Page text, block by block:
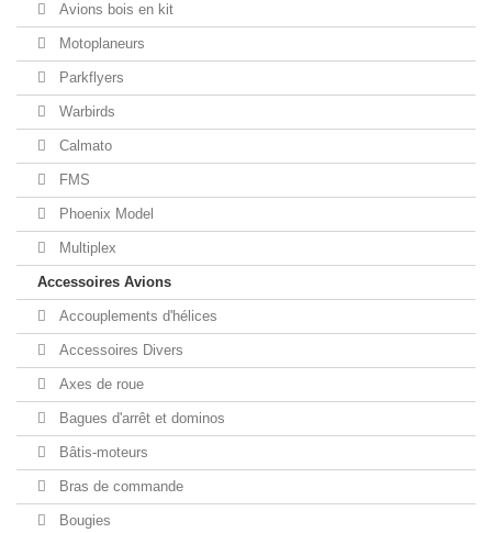
Avions bois en kit
Motoplaneurs
Parkflyers
Warbirds
Calmato
FMS
Phoenix Model
Multiplex
Accessoires Avions
Accouplements d'hélices
Accessoires Divers
Axes de roue
Bagues d'arrêt et dominos
Bâtis-moteurs
Bras de commande
Bougies